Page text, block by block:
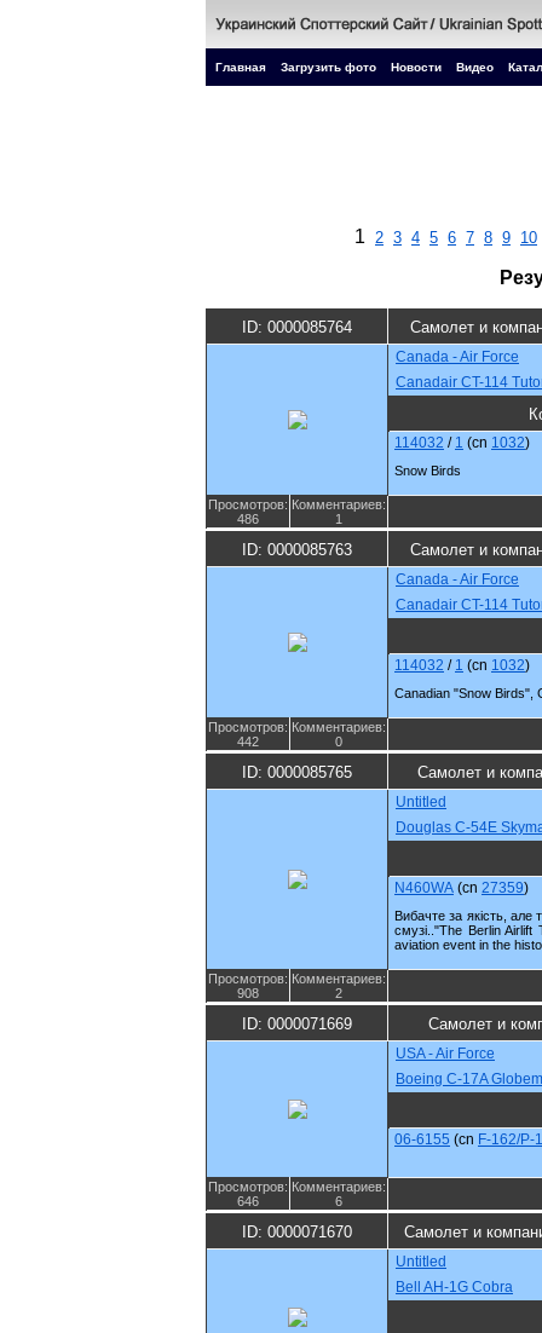
Главная Загрузить фото Новости Видео
1 2 3 4 5 6 7 8 9 10
ID: 0000085764 Самолет и
Canada - Air Force
Canadair CT-114
114032 / 1 (cn 1032)
Snow Birds
Просмотров:
486
Комментариев:
1
ID: 0000085763 Самолет и
Canada - Air Force
Canadair CT-114
114032 / 1 (cn 1032)
Canadian "Snow Birds",
Просмотров:
442
Комментариев:
0
ID: 0000085765 Самолет и
Untitled
Douglas C-54E
N460WA (cn 27359)
Вибачте за якість,
смузі.."The Berlin
aviation event in the
Просмотров:
908
Комментариев:
2
ID: 0000071669 Самолет и
USA - Air Force
Boeing C-17A
06-6155 (cn F-162/P-
Просмотров:
646
Комментариев:
6
ID: 0000071670 Самолет и
Untitled
Bell AH-1G Cobra